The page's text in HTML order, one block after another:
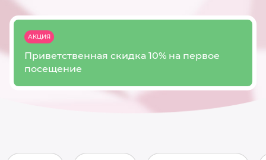
АКЦИЯ
Приветственная скидка 10% на первое
посещение